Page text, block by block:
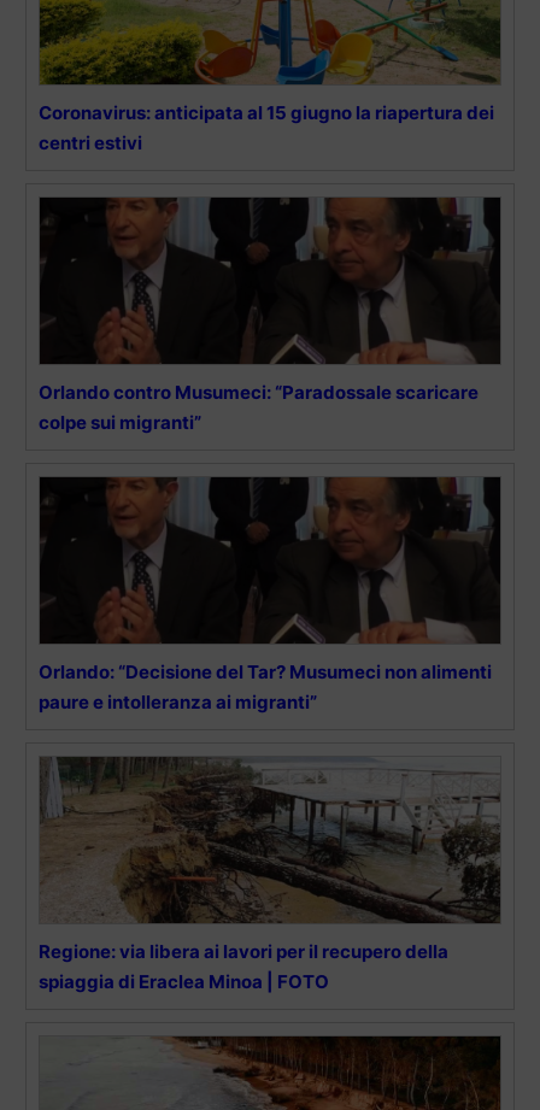
Coronavirus: anticipata al 15 giugno la riapertura dei
centri estivi
Orlando contro Musumeci: “Paradossale scaricare
colpe sui migranti”
Orlando: “Decisione del Tar? Musumeci non alimenti
paure e intolleranza ai migranti”
Regione: via libera ai lavori per il recupero della
spiaggia di Eraclea Minoa | FOTO